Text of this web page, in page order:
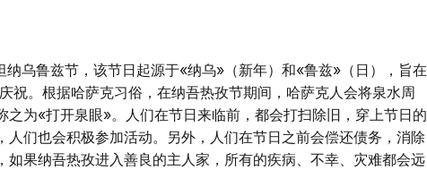
乌鲁兹节，该节日起源于«纳乌»（新年）和«鲁兹»（日），旨在
祝。根据哈萨克习俗，在纳吾热孜节期间，哈萨克人会将泉水周
之为«打开泉眼»。人们在节日来临前，都会打扫除旧，穿上节日的
人们也会积极参加活动。另外，人们在节日之前会偿还债务，消除
如果纳吾热孜进入善良的主人家，所有的疾病、不幸、灾难都会远